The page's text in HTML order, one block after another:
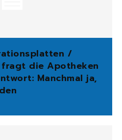
/
die Apotheken
Manchmal ja,